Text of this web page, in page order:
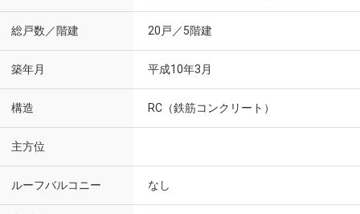
総戸数／階建 20戸／5階建
築年月 平成10年3月
構造 RC（鉄筋コンクリート）
主方位
ルーフバルコニー なし